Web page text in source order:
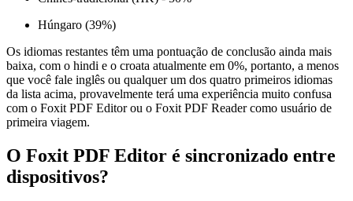
Húngaro (39%)
Os idiomas restantes têm uma pontuação de conclusão ainda mais
baixa, com o hindi e o croata atualmente em 0%, portanto, a menos
que você fale inglês ou qualquer um dos quatro primeiros idiomas
da lista acima, provavelmente terá uma experiência muito confusa
com o Foxit PDF Editor ou o Foxit PDF Reader como usuário de
primeira viagem.
O Foxit PDF Editor é sincronizado entre
dispositivos?